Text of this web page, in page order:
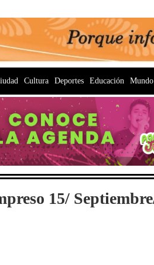
Cultura Deportes Educación Mundo
15/